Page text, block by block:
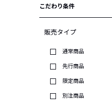
こだわり条件
販売タイプ
通常商品
先行商品
限定商品
別注商品